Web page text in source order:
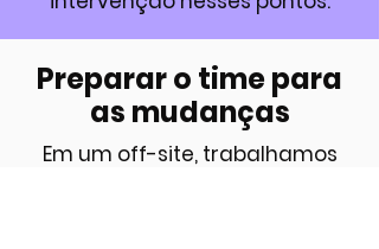
Preparar o time para
as mudanças
Em um off-site, trabalhamos